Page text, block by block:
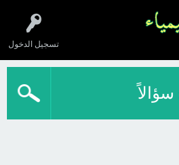
تسجيل الدخول